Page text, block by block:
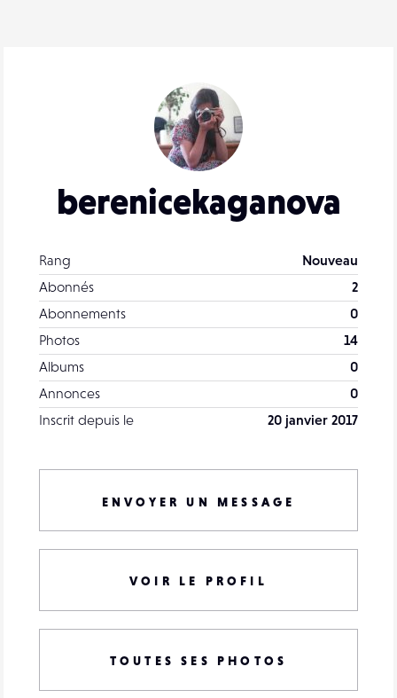
berenicekaganova
Rang
Nouveau
Abonnés
2
Abonnements
0
Photos
14
Albums
0
Annonces
0
Inscrit depuis le
20 janvier 2017
ENVOYER UN MESSAGE
VOIR LE PROFIL
TOUTES SES PHOTOS